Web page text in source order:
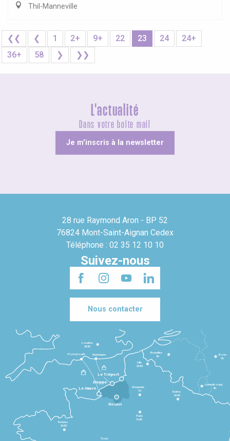
Thil-Manneville
❮❮ ❮ 1 2+ 9+ 22 23 24
24+
36+
58 ❯ ❯❯
L'actualité
Dans votre boîte mail
Je m'inscris à la newsletter
28 rue Raymond Aron - BP 52
76824 Mont-Saint-Aignan Cedex
Téléphone : 02 35 12 10 10
Suivez-nous
Nous contacter
Le Havre
Dieppe
Le Tréport
Rennes
2h30
Tours
Paris
1h30
Beauvais
1h
Reims
2h45
Lille
2h30
Bruxelles
3h
Londres
3h30
Newhaven
Portsmouth
Bonn
5h
Luxembourg
4h
Rouen